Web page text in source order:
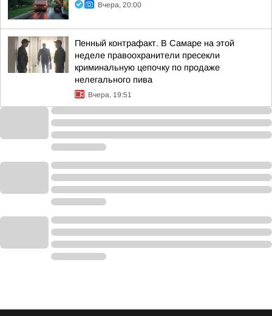
Вчера, 20:00
Пенный контрафакт. В Самаре на этой
неделе правоохранители пресекли
криминальную цепочку по продаже
нелегального пива
Вчера, 19:51